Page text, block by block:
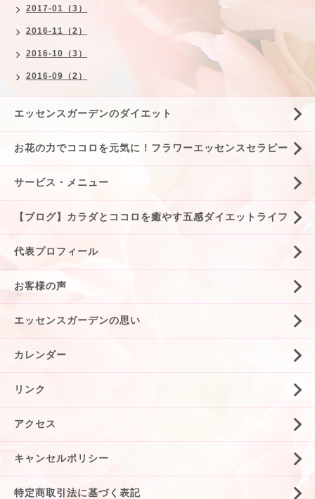
2017-01（3）
2016-11（2）
2016-10（3）
2016-09（2）
エッセンスガーデンのダイエット
お花の力でココロを元気に！フラワーエッセンスセラピー
サービス・メニュー
【ブログ】カラダとココロを癒やす五感ダイエットライフ
代表プロフィール
お客様の声
エッセンスガーデンの思い
カレンダー
リンク
アクセス
キャンセルポリシー
特定商取引法に基づく表記